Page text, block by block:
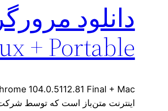
+ Portable
اینترنت متن‌باز است که توسط